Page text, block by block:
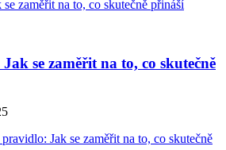
se zaměřit na to, co skutečně
Jak se zaměřit na to, co skutečně